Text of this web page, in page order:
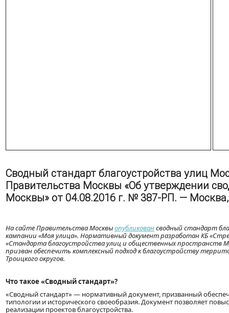
Сводный стандарт благоустройства улиц
Правительства Москвы «Об утверждении
Москвы» от 04.08.2016 г. № 387-РП. —
На сайте Правительства Москвыопубликовансводный стандарт
кампании «Моя улица». Нормативный документ разработан КБ
«Стандарта благоустройства улиц и общественных пространств
призван обеспечить комплексный подход к благоустройству
Троицкого округов.
Что такое «Сводный стандарт»?
«Сводный стандарт» — нормативный документ, призванный
типологии и исторического своеобразия. Документ позволяет
реализации проектов благоустройства.